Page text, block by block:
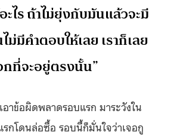
ไร ถ้าไม่ยุ่งกับมันแล้วจะมี
ม่มีคําตอบให้เลย เราก็เลย
กที่จะอยู่ตรงนั้น”
าข้อผิดพลาดรอบแรก มาระวังใน
กโดนล่อซื้อ รอบนี้ก็มั่นใจว่าเจอกู